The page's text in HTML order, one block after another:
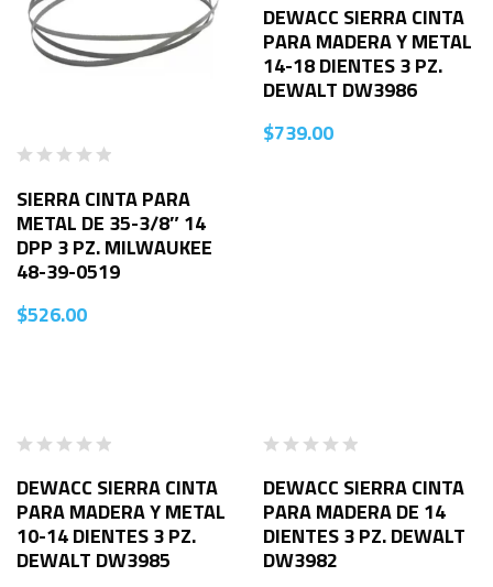
SIERRA CINTA PARA
METAL DE 35-3/8″ 14
DPP 3 PZ. MILWAUKEE
48-39-0519
$526.00
DEWACC SIERRA CINTA
PARA MADERA Y METAL
14-18 DIENTES 3 PZ.
DEWALT DW3986
$739.00
DEWACC SIERRA CINTA
PARA MADERA Y METAL
10-14 DIENTES 3 PZ.
DEWALT DW3985
DEWACC SIERRA CINTA
PARA MADERA DE 14
DIENTES 3 PZ. DEWALT
DW3982